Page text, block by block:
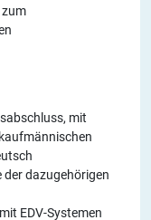
zum
mit
der dazugehörigen
EDV-Systemen